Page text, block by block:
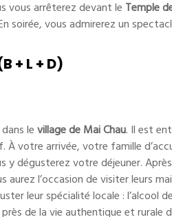
vous arrêterez devant le Temple
soirée, vous admirerez un
+ L + D)
levillage de Mai Chau. Il est
À votre arrivée, votre famille
dégusterez votre déjeuner.
aurez l’occasion de visiter leurs
leur spécialité locale :